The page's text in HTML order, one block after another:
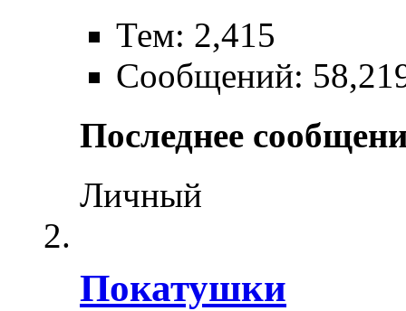
Тем: 2,415
Сообщений:
Последнее
Личный
Покатушки